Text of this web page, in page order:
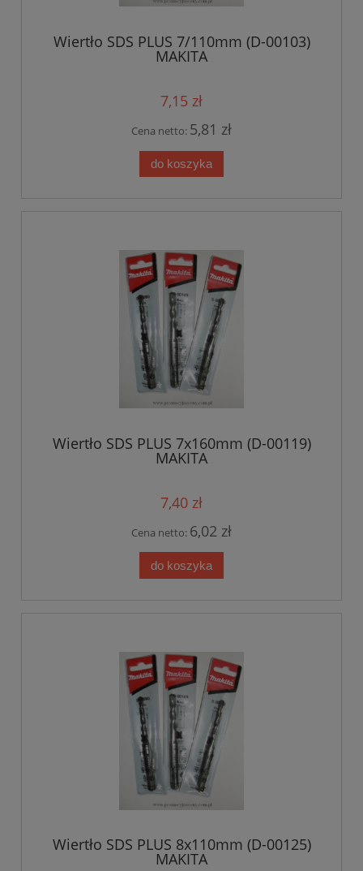
Wiertło SDS PLUS 7/110mm (D-00103)
MAKITA
7,15 zł
Cena netto: 5,81 zł
do koszyka
Wiertło SDS PLUS 7x160mm (D-00119)
MAKITA
7,40 zł
Cena netto: 6,02 zł
do koszyka
Wiertło SDS PLUS 8x110mm (D-00125)
MAKITA